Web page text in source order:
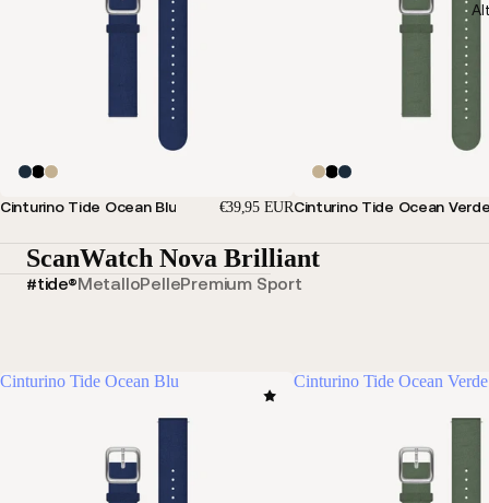
Cinturino Tide Ocean Blu €39,95 EURCinturino Tide Ocean
ScanWatch Nova Brilliant
#tide®MetalloPellePremium Sport
Cinturino Tide Ocean Blu Cinturino Tide Ocean Verde